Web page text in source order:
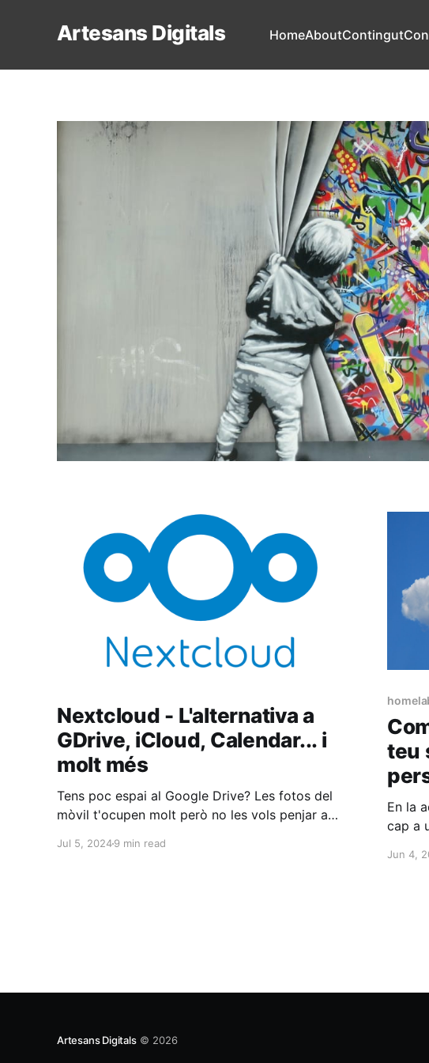
Artesans Digitals HomeAboutContingut
Nextcloud - L'alternativa a
GDrive, iCloud, Calendar... i
molt més
Tens poc espai al Google Drive? Les fotos del
mòvil t'ocupen molt però no les vols penjar a
calendari amb el qual Google no pugui accedir
Jul 5, 20249 min read
teu
En la
cap a
per
Jun 4,
Artesans Digitals© 2026